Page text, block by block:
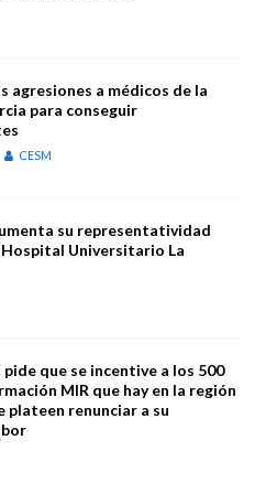
agresiones a médicos de la
para conseguir
CESM
su representatividad
Universitario La
pide que se incentive a los 500
MIR que hay en la región
plateen renunciar a su